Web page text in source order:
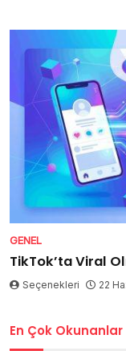
GENEL
TikTok’ta Viral
Seçenekleri 22
En Çok Okunanlar